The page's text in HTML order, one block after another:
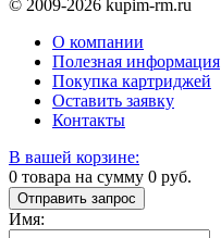
© 2009-2026 kupim-rm.ru
О компании
Полезная информация
Покупка картриджей
Оставить заявку
Контакты
В вашей корзине:
0 товара на сумму 0 руб.
Отправить запрос
Имя: